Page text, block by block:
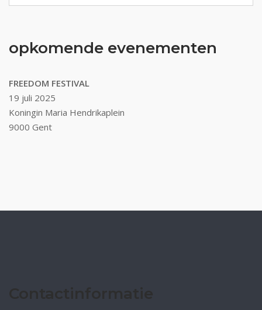
opkomende evenementen
FREEDOM FESTIVAL
19 juli 2025
Koningin Maria Hendrikaplein
9000 Gent